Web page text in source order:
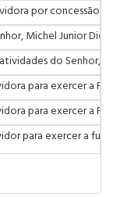
por concessão
Michel Junior
do Senhor,
para exercer a
para exercer a
para exercer a